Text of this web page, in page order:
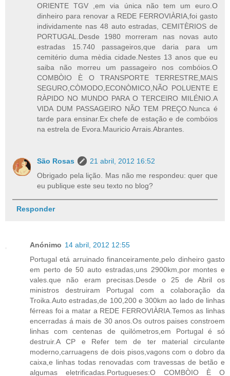
ORIENTE TGV ,em via única não tem um euro.O
dinheiro para renovar a REDE FERROVIÀRIA,foi gasto
individamente nas 48 auto estradas, CEMITÈRIOS de
PORTUGAL.Desde 1980 morreram nas novas auto
estradas 15.740 passageiros,que daria para um
cemitério duma mèdia cidade.Nestes 13 anos que eu
saiba não morreu um passageiro nos combóios.O
COMBÒIO È O TRANSPORTE TERRESTRE,MAIS
SEGURO,CÒMODO,ECONÒMICO,NÃO POLUENTE E
RÀPIDO NO MUNDO PARA O TERCEIRO MILÉNIO.A
VIDA DUM PASSAGEIRO NÃO TEM PREÇO.Nunca é
tarde para ensinar.Ex chefe de estação e de combóios
na estrela de Evora.Mauricio Arrais.Abrantes.
São Rosas
21 abril, 2012 16:52
Obrigado pela lição. Mas não me respondeu: quer que
eu publique este seu texto no blog?
Responder
Anónimo 14 abril, 2012 12:55
Portugal etá arruinado financeiramente,pelo dinheiro gasto
em perto de 50 auto estradas,uns 2900km,por montes e
vales.que não eram precisas.Desde o 25 de Abril os
ministros destruiram Portugal com a colaboração da
Troika.Auto estradas,de 100,200 e 300km ao lado de linhas
férreas foi a matar a REDE FERROVIÀRIA.Temos as linhas
encerradas á mais de 30 anos.Os outros paises constroem
linhas com centenas de quilómetros,em Portugal é só
destruir.A CP e Refer tem de ter material circulante
moderno,carruagens de dois pisos,vagons com o dobro da
caixa,e linhas todas renovadas com travessas de betão e
algumas eletrificadas.Portugueses:O COMBÒIO È O